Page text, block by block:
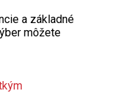
a základné
môžete